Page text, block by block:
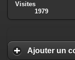
Visites
1979
Ajouter un